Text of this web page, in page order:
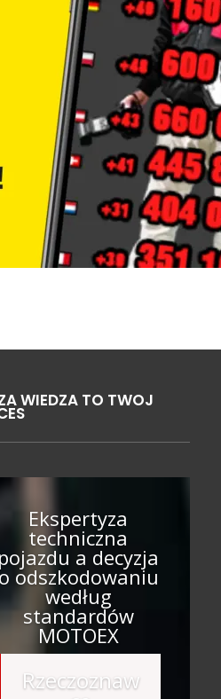
WIEDZA TO TWOJ
Ekspertyza
techniczna
pojazdu a decyzja
o odszkodowaniu
według
standardów
MOTOEX
Rzeczoznaw